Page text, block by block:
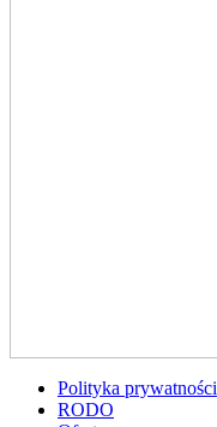
Polityka prywatności
RODO